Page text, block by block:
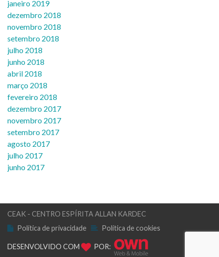
janeiro 2019
dezembro 2018
novembro 2018
setembro 2018
julho 2018
junho 2018
abril 2018
março 2018
fevereiro 2018
dezembro 2017
novembro 2017
setembro 2017
agosto 2017
julho 2017
junho 2017
CEAK - CENTRO ESPÍRITA ALLAN KARDEC
Política de privacidade
Política de cookies
DESENVOLVIDO COM POR: